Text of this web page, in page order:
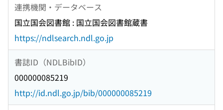
連携機関・データベース
国立国会図書館 : 国立国会図書館蔵書
https://ndlsearch.ndl.go.jp
書誌ID（NDLBibID）
000000085219
http://id.ndl.go.jp/bib/000000085219